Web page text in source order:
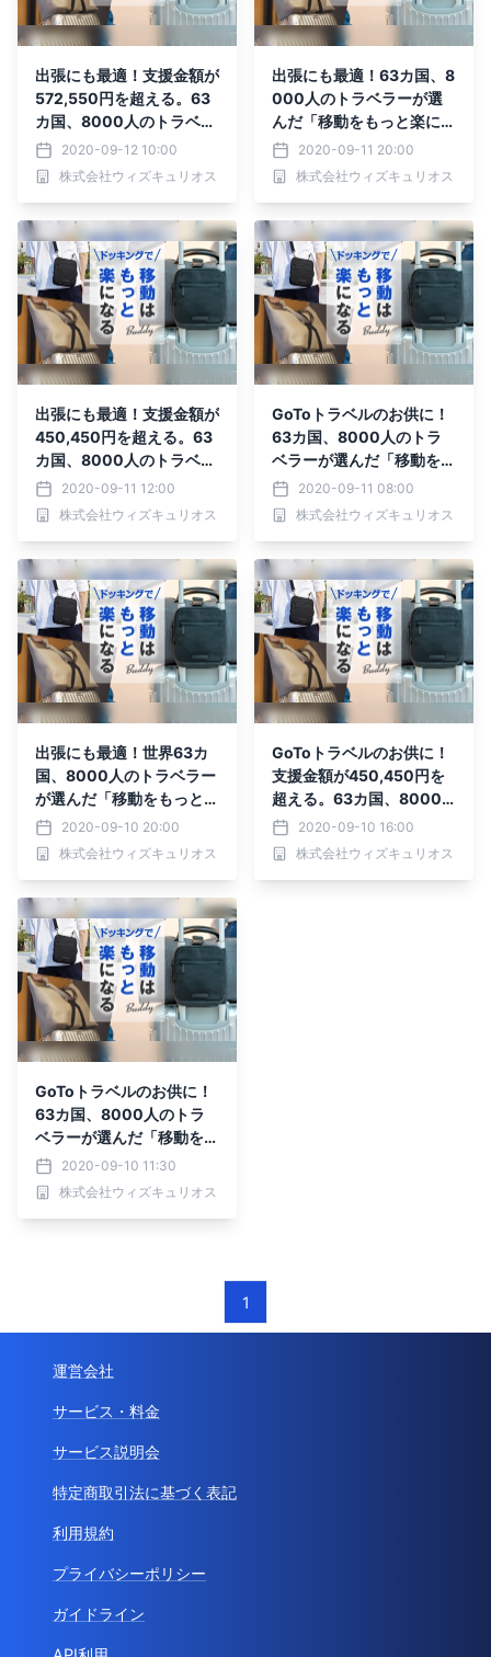
出張にも最適！支援金額が
572,550円を超える。63
カ国、8000人のトラベラ
ーが選んだ「移動をもっと
楽にする」バッグ 先行予
約受付中！
2020-09-12 10:00
株式会社ウィズキュリオス
出張にも最適！63カ国、8
000人のトラベラーが選
んだ「移動をもっと楽にす
る」バッグがMakuakeに
て9月9日先行予約開始
2020-09-11 20:00
株式会社ウィズキュリオス
出張にも最適！支援金額が
450,450円を超える。63
カ国、8000人のトラベラ
ーが選んだ「移動をもっと
楽にする」バッグ 先行予
約受付中！
2020-09-11 12:00
株式会社ウィズキュリオス
GoToトラベルのお供に！
63カ国、8000人のトラ
ベラーが選んだ「移動をも
っと楽にする」バッグがM
akuakeにて9月9日先行予
約開始
2020-09-11 08:00
株式会社ウィズキュリオス
出張にも最適！世界63カ
国、8000人のトラベラー
が選んだ「移動をもっと楽
にする」バッグ 先行予約
受付中！
2020-09-10 20:00
株式会社ウィズキュリオス
GoToトラベルのお供に！
支援金額が450,450円を
超える。63カ国、8000
人のトラベラーが選んだ
「移動をもっと楽にする」
バッグ 先行予約受付中！
2020-09-10 16:00
株式会社ウィズキュリオス
GoToトラベルのお供に！
63カ国、8000人のトラ
ベラーが選んだ「移動をも
っと楽にする」バッグがM
akuakeにて9月9日先行予
約開始
2020-09-10 11:30
株式会社ウィズキュリオス
1
運営会社
サービス・料金
サービス説明会
特定商取引法に基づく表記
利用規約
プライバシーポリシー
ガイドライン